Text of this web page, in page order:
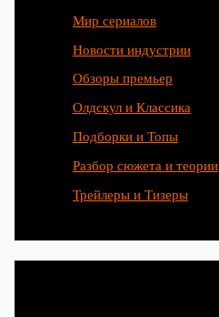
Мир сериалов
Новости индустрии
Обзоры премьер
Олдскул и Классика
Подборки и Топы
Разбор сюжета и теории
Трейлеры и Тизеры